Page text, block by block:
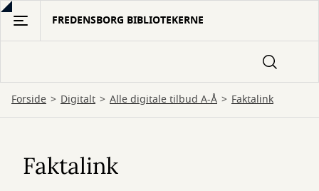
Gå
hovedindhold
FREDENSBORG BIBLIOTEKERNE
Forside Digitalt Alle digitale tilbud A-Å Faktalink
Faktalink